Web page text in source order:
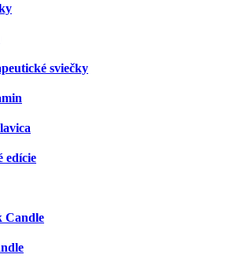
sviečky
edície
Candle